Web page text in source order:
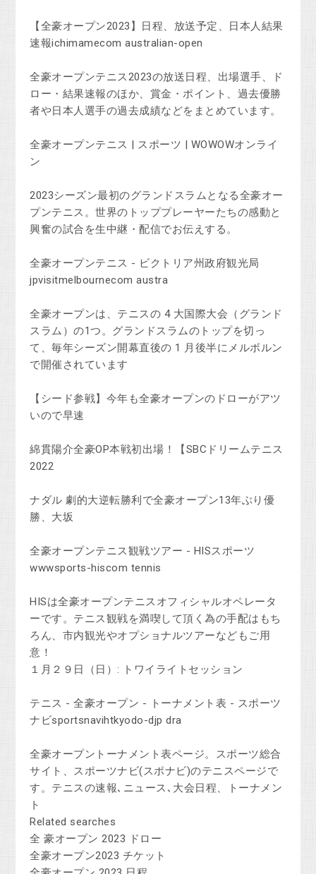
【全豪オープン2023】日程、放送予定、日本人結果
速報ichimamecom australian-open
全豪オープンテニス2023の放送日程、出場選手、ド
ロー・結果速報のほか、賞金・ポイント、過去優勝
者や日本人選手の過去成績などをまとめています。
全豪オープンテニス | スポーツ | WOWOWオンライ
ン
2023シーズン最初のグランドスラムとなる全豪オー
プンテニス。世界のトッププレーヤーたちの感動と
興奮の試合を生中継・配信でお伝えする。
全豪オープンテニス - ビクトリア州政府観光局
jpvisitmelbournecom austra
全豪オープンは、テニスの 4 大国際大会（グランド
スラム）の1つ。グランドスラムのトップを切っ
て、毎年シーズン開幕直後の 1 月後半にメルボルン
で開催されています
【シード参戦】今年も全豪オープンのドローがアツ
いので早速
綿貫陽介全豪OP本戦初出場！【SBCドリームテニス
2022
ナダル 劇的大逆転勝利で全豪オープン13年ぶり優
勝、大坂
全豪オープンテニス観戦ツアー - HISスポーツ
wwwsports-hiscom tennis
HISは全豪オープンテニスオフィシャルオペレータ
ーです。テニス観戦を満喫して頂く為の手配はもち
ろん、市内観光やオプショナルツアーなどもご用
意！
１月２９日（日）: トワイライトセッション
テニス - 全豪オープン - トーナメント表 - スポーツ
ナビsportsnavihtkyodo-djp dra
全豪オープントーナメント表ページ。スポーツ総合
サイト、スポーツナビ(スポナビ)のテニスページで
す。テニスの速報､ニュース､大会日程、トーナメン
ト
Related searches
全 豪オープン 2023 ドロー
全豪オープン2023 チケット